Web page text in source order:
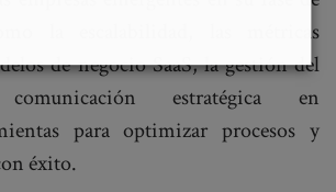
la escalabilidad, las métricas
de negocio SaaS, la gestión del
estratégica en
para optimizar procesos y
éxito.